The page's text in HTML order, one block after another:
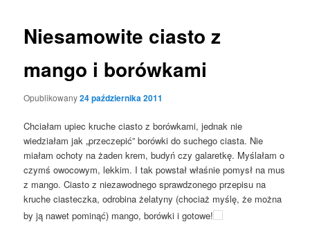
Niesamowite ciasto z
mango i borówkami
Opublikowany24 października 2011
Chciałam upiec kruche ciasto z borówkami, jednak nie
wiedziałam jak „przeczepić” borówki do suchego ciasta. Nie
miałam ochoty na żaden krem, budyń czy galaretkę. Myślałam o
czymś owocowym, lekkim. I tak powstał właśnie pomysł na mus
z mango. Ciasto z niezawodnego sprawdzonego przepisu na
kruche ciasteczka, odrobina żelatyny (chociaż myślę, że można
by ją nawet pominąć) mango, borówki i gotowe!